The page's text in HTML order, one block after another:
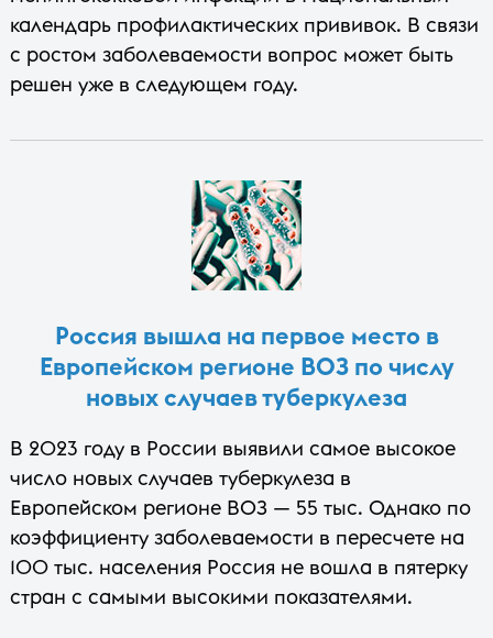
календарь профилактических прививок. В связи
с ростом заболеваемости вопрос может быть
решен уже в следующем году.
Россия вышла на первое место в
Европейском регионе ВОЗ по числу
новых случаев туберкулеза
В 2023 году в России выявили самое высокое
число новых случаев туберкулеза в
Европейском регионе ВОЗ — 55 тыс. Однако по
коэффициенту заболеваемости в пересчете на
100 тыс. населения Россия не вошла в пятерку
стран с самыми высокими показателями.